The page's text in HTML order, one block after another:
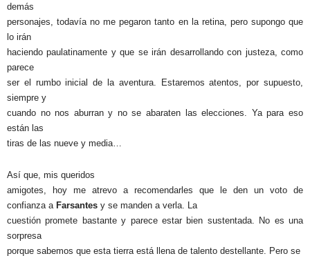
demás
personajes, todavía no me pegaron tanto en la retina, pero supongo que
lo irán
haciendo paulatinamente y que se irán desarrollando con justeza, como
parece
ser el rumbo inicial de la aventura. Estaremos atentos, por supuesto,
siempre y
cuando no nos aburran y no se abaraten las elecciones. Ya para eso
están las
tiras de las nueve y media…
Así que, mis queridos
amigotes, hoy me atrevo a recomendarles que le den un voto de
confianza a Farsantes y se manden a verla. La
cuestión promete bastante y parece estar bien sustentada. No es una
sorpresa
porque sabemos que esta tierra está llena de talento destellante. Pero se